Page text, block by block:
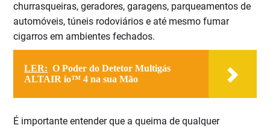
churrasqueiras, geradores, garagens, parqueamentos de
automóveis, túneis rodoviários e até mesmo fumar
cigarros em ambientes fechados.
LER: O Poder do Detetor Multigás
ALTAIR io™ 4 na sua Mão
É importante entender que a queima de qualquer